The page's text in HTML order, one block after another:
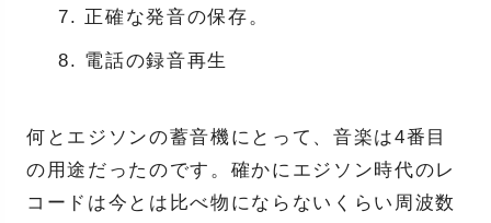
正確な発音の保存。
電話の録音再生
何とエジソンの蓄音機にとって、音楽は4番目
の用途だったのです。確かにエジソン時代のレ
コードは今とは比べ物にならないくらい周波数